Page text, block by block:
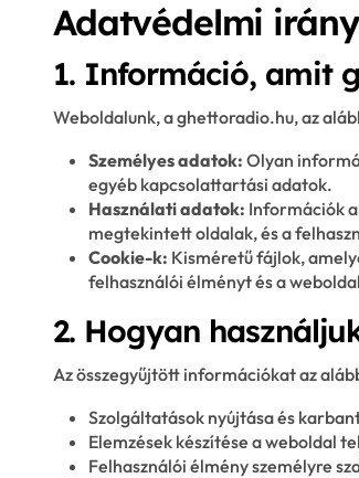
Adatvédelmi
1. Információ, amit
Weboldalunk, a ghettoradio.hu, az
Személyes adatok: Olyan
egyéb kapcsolattartási adatok.
Használati adatok: Információk
megtekintett oldalak, és a
Cookie-k: Kisméretű fájlok,
felhasználói élményt és a
2. Hogyan
Az összegyűjtött információkat az
Szolgáltatások nyújtása és
Elemzések készítése a weboldal
Felhasználói élmény személyre